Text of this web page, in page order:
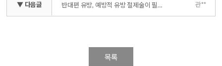
▼ 다음글 반대편 유방, 예방적 유방 절제술이 필요하다? 필요없다? (안젤리나 졸리의 선택) 관**
목록